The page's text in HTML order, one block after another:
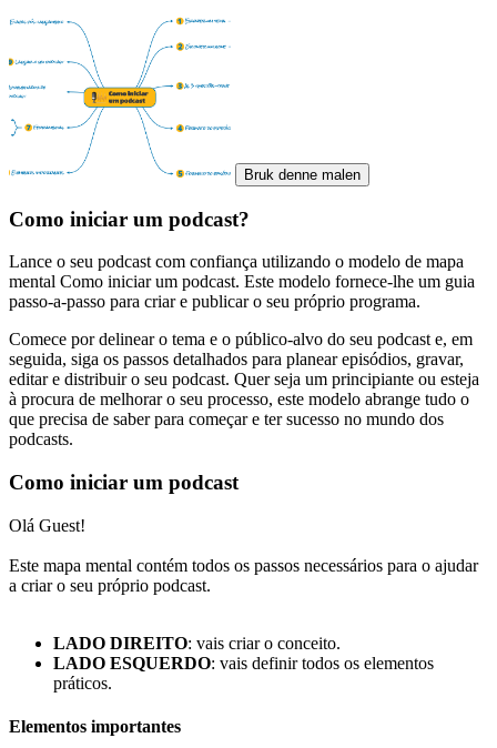
Bruk denne malen
Como iniciar um podcast?
Lance o seu podcast com confiança utilizando o modelo de mapa
mental Como iniciar um podcast. Este modelo fornece-lhe um guia
passo-a-passo para criar e publicar o seu próprio programa.
Comece por delinear o tema e o público-alvo do seu podcast e, em
seguida, siga os passos detalhados para planear episódios, gravar,
editar e distribuir o seu podcast. Quer seja um principiante ou esteja
à procura de melhorar o seu processo, este modelo abrange tudo o
que precisa de saber para começar e ter sucesso no mundo dos
podcasts.
Como iniciar um podcast
Olá Guest!
Este mapa mental contém todos os passos necessários para o ajudar
a criar o seu próprio podcast.
LADO DIREITO: vais criar o conceito.
LADO ESQUERDO: vais definir todos os elementos
práticos.
Elementos importantes